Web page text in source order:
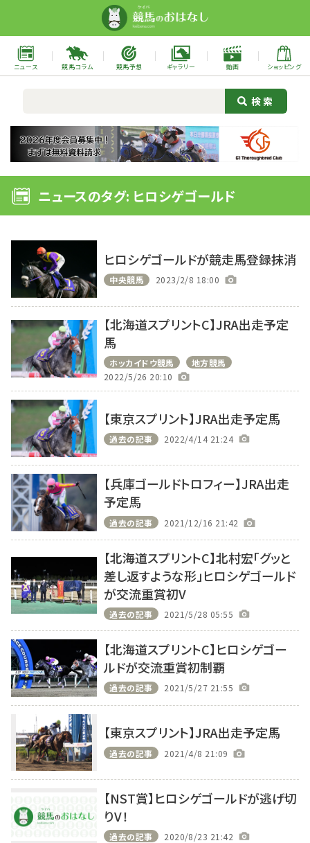
ニュース 競馬コラム 競馬予想 ギャラリー 動画 ショッピング
ニュースのタグ: ヒロシゲゴールド
ヒロシゲゴールドが競走馬登録抹消
中央競馬 2023/2/8 18:00
【北海道スプリントC】JRA出走予定
馬
ホッカイドウ競馬
地方競馬
2022/5/26 20:10
【東京スプリント】JRA出走予定馬
過去の記事 2022/4/14 21:24
【兵庫ゴールドトロフィー】JRA出走
予定馬
過去の記事 2021/12/16 21:42
【北海道スプリントC】北村宏「グッと
差し返すような形」ヒロシゲゴールド
が交流重賞初V
過去の記事 2021/5/28 05:55
【北海道スプリントC】ヒロシゲゴー
ルドが交流重賞初制覇
過去の記事 2021/5/27 21:55
【東京スプリント】JRA出走予定馬
過去の記事 2021/4/8 21:09
【NST賞】ヒロシゲゴールドが逃げ切
りV！
過去の記事 2020/8/23 21:42